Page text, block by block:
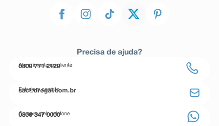
Precisa de ajuda?
Atendimento ao cliente
0800 771 2120
Entre em contato
sac@drogal.com.br
Compre pelo telefone
0800 347 0000